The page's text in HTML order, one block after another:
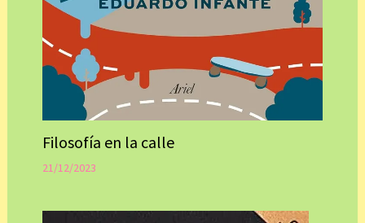
Filosofía en la calle
21/12/2023